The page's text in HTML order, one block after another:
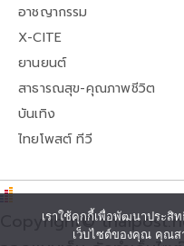
อาชญากรรม
X-CITE
ยานยนต์
สาธารณสุข-คุณภาพชีวิต
บันเทิง
ไทยโพสต์ ทีวี
Copyright©
เราใช้คุกกี้เพื่อพัฒนาประสิ
เว็บไซต์ของคุณ คุณส